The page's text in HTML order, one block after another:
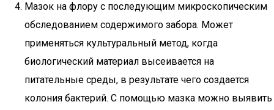
Мазок на флору с последующим микроскопическим
обследованием содержимого забора. Может
применяться культуральный метод, когда
биологический материал высеивается на
питательные среды, в результате чего создается
колония бактерий. С помощью мазка можно выявить